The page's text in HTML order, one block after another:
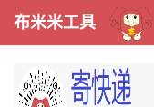
布米米工具